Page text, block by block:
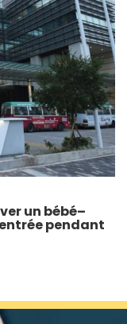
un bébé–
pendant